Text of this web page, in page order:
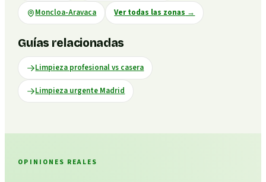
Moncloa-Aravaca Ver todas las zonas →
Guías relacionadas
Limpieza profesional vs casera
Limpieza urgente Madrid
OPINIONES REALES